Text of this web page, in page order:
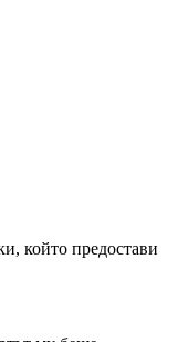
който предостави